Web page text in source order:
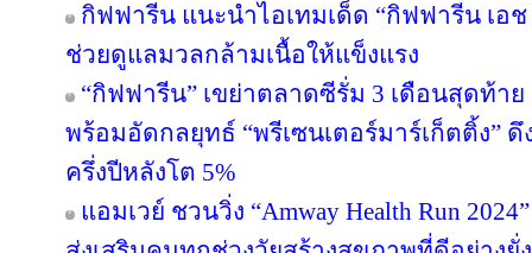
กิฟฟารีน แนะนำไอเทมเด็ด “กิฟฟารีน เอ
ช่วยดูแลมวลกล้ามเนื้อให้แข็งแรง
“กิฟฟารีน” เขย่าตลาดซีรั่ม 3 เดือนสุดท้า
พร้อมอัดกลยุทธ์ “พรีเซนเตอร์มาร์เก็ตติ้ง”
ครึ่งปีหลังโต 5%
แอมเวย์ ชวนวิ่ง “Amway Health Run